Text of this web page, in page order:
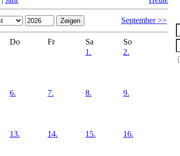
September >>
Do Fr Sa
So
1.
2.
6. 7. 8. 9.
13. 14. 15. 16.